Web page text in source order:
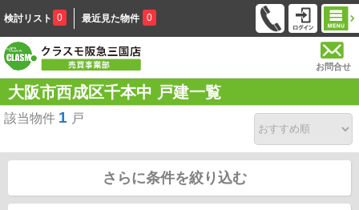
検討リスト 0 最近見た物件 0
お問合せ
大阪市西成区千本中 戸建一覧
該当物件 1 戸
さらに条件を絞り込む